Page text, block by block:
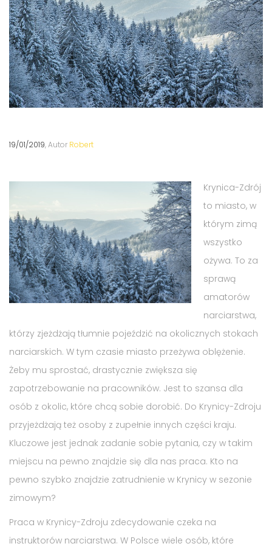
19/01/2019, Autor Robert
Krynica-Zdrój
to miasto, w
którym zimą
wszystko
ożywa. To za
sprawą
amatorów
narciarstwa,
którzy zjeżdżają tłumnie pojeździć na okolicznych stokach
narciarskich. W tym czasie miasto przeżywa oblężenie.
Żeby mu sprostać, drastycznie zwiększa się
zapotrzebowanie na pracowników. Jest to szansa dla
osób z okolic, które chcą sobie dorobić. Do Krynicy-Zdroju
przyjeżdżają też osoby z zupełnie innych części kraju.
Kluczowe jest jednak zadanie sobie pytania, czy w takim
miejscu na pewno znajdzie się dla nas praca. Kto na
pewno szybko znajdzie zatrudnienie w Krynicy w sezonie
zimowym?
Praca w Krynicy-Zdroju zdecydowanie czeka na
instruktorów narciarstwa. W Polsce wiele osób, które